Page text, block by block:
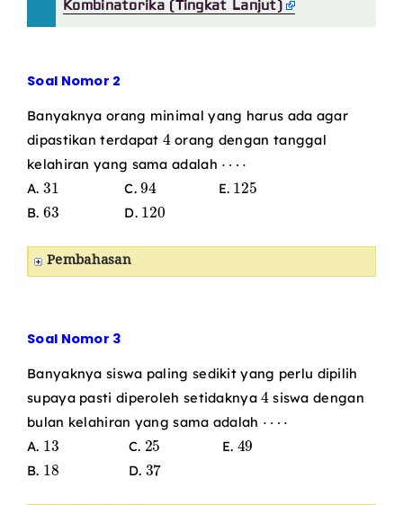
Kombinatorika (Tingkat Lanjut)
Soal Nomor 2
Banyaknya orang minimal yang harus ada agar
dipastikan terdapat
4
orang dengan tanggal
kelahiran yang sama adalah
A.
31
C.
94
E.
125
B.
63
D.
120
Pembahasan
Soal Nomor 3
Banyaknya siswa paling sedikit yang perlu dipilih
supaya pasti diperoleh setidaknya
4
siswa dengan
bulan kelahiran yang sama adalah
A.
13
C.
25
E.
49
B.
18
D.
37